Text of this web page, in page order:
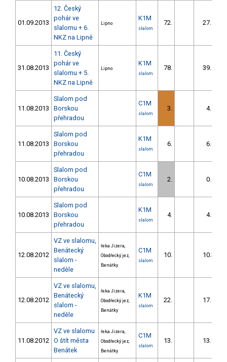
01.09.2013
12. Český
pohár ve
slalomu + 6.
NKZ na Lipně
Lipno
K1M
slalom
72. 27.51
31.08.2013
11. Český
pohár ve
slalomu + 5.
NKZ na Lipně
Lipno
K1M
slalom
78. 39.18
11.08.2013
Slalom pod
Borskou
přehradou
C1M
slalom
3. 4.40
11.08.2013
Slalom pod
Borskou
přehradou
K1M
slalom
6. 6.00
10.08.2013
Slalom pod
Borskou
přehradou
C1M
slalom
2. 0.90
10.08.2013
Slalom pod
Borskou
přehradou
K1M
slalom
4. 4.80
12.08.2012
VZ ve slalomu,
Benátecký
slalom -
neděle
řeka Jizera,
Obodřecký jez,
Benátky
C1M
slalom
10. 10.39
12.08.2012
VZ ve slalomu,
Benátecký
slalom -
neděle
řeka Jizera,
Obodřecký jez,
Benátky
K1M
slalom
22. 17.45
11.08.2012
VZ ve slalomu
O štít města
Benátek
řeka Jizera,
Obodřecký jez,
Benátky
C1M
slalom
13. 13.90